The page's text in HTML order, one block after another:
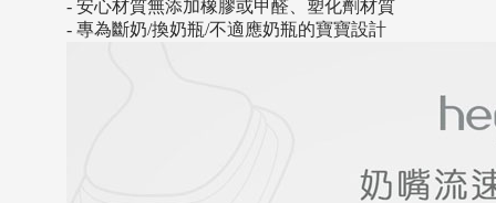
- 安心材質無添加橡膠或甲醛、塑化劑材質
- 專為斷奶/換奶瓶/不適應奶瓶的寶寶設計